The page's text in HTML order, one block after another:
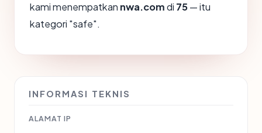
kami menempatkan nwa.comdi 75— itu
kategori "safe".
INFORMASI TEKNIS
ALAMAT IP